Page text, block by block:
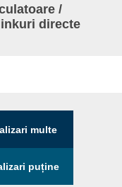
/
directe
multe
puține